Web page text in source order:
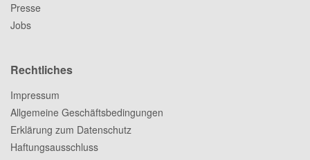
Presse
Jobs
Rechtliches
Impressum
Allgemeine Geschäftsbedingungen
Erklärung zum Datenschutz
Haftungsausschluss